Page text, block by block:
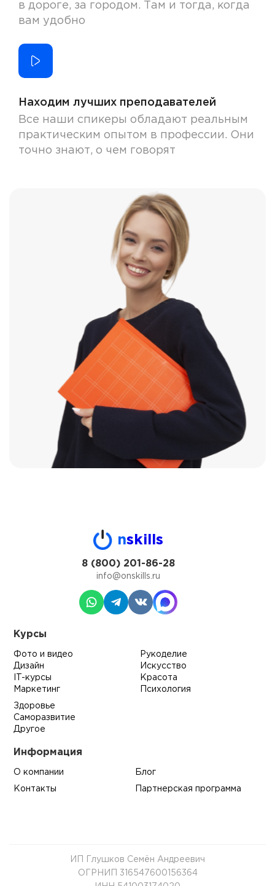
в дороге, за городом. Там и тогда, когда
вам удобно
Находим лучших преподавателей
Все наши спикеры обладают реальным
практическим опытом в профессии. Они
точно знают, о чем говорят
nskills
8 (800) 201-86-28
info@onskills.ru
Курсы
Фото и видео
Дизайн
IT-курсы
Маркетинг
Рукоделие
Искусство
Красота
Психология
Здоровье
Саморазвитие
Другое
Информация
О компании Блог
Контакты Партнерская программа
ИП Глушков Семён Андреевич
ОГРНИП 316547600156364